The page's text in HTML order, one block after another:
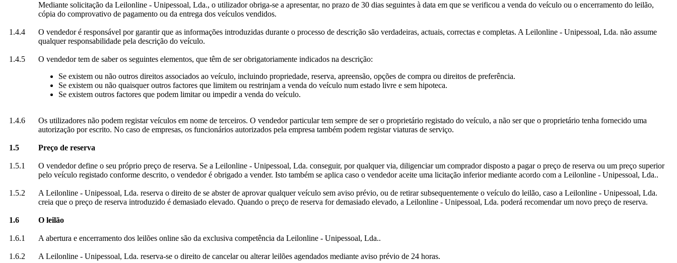
Mediante solicitação da Leilonline - Unipessoal, Lda., o utilizador obriga-se a apresentar, no prazo de 30 dias seguintes à data em que se verificou a venda do veículo ou o encerramento do leilão,
cópia do comprovativo de pagamento ou da entrega dos veículos vendidos.
1.4.4
O vendedor é responsável por garantir que as informações introduzidas durante o processo de descrição são verdadeiras, actuais, correctas e completas. A Leilonline - Unipessoal, Lda. não assume
qualquer responsabilidade pela descrição do veículo.
1.4.5
O vendedor tem de saber os seguintes elementos, que têm de ser obrigatoriamente indicados na descrição:
Se existem ou não outros direitos associados ao veículo, incluindo propriedade, reserva, apreensão, opções de compra ou direitos de preferência.
Se existem ou não quaisquer outros factores que limitem ou restrinjam a venda do veículo num estado livre e sem hipoteca.
Se existem outros factores que podem limitar ou impedir a venda do veículo.
1.4.6
Os utilizadores não podem registar veículos em nome de terceiros. O vendedor particular tem sempre de ser o proprietário registado do veículo, a não ser que o proprietário tenha fornecido uma
autorização por escrito. No caso de empresas, os funcionários autorizados pela empresa também podem registar viaturas de serviço.
1.5 Preço de reserva
1.5.1
O vendedor define o seu próprio preço de reserva. Se a Leilonline - Unipessoal, Lda. conseguir, por qualquer via, diligenciar um comprador disposto a pagar o preço de reserva ou um preço superior
pelo veículo registado conforme descrito, o vendedor é obrigado a vender. Isto também se aplica caso o vendedor aceite uma licitação inferior mediante acordo com a Leilonline - Unipessoal, Lda..
1.5.2
A Leilonline - Unipessoal, Lda. reserva o direito de se abster de aprovar qualquer veículo sem aviso prévio, ou de retirar subsequentemente o veículo do leilão, caso a Leilonline - Unipessoal, Lda.
creia que o preço de reserva introduzido é demasiado elevado. Quando o preço de reserva for demasiado elevado, a Leilonline - Unipessoal, Lda. poderá recomendar um novo preço de reserva.
1.6 O leilão
1.6.1 A abertura e encerramento dos leilões online são da exclusiva competência da Leilonline - Unipessoal, Lda..
1.6.2 A Leilonline - Unipessoal, Lda. reserva-se o direito de cancelar ou alterar leilões agendados mediante aviso prévio de 24 horas.